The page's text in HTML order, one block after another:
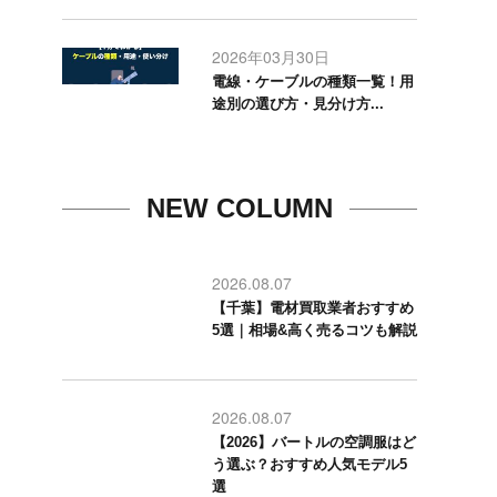
2026年03月30日
電線・ケーブルの種類一覧！用
途別の選び方・見分け方...
NEW COLUMN
2026.08.07
【千葉】電材買取業者おすすめ
5選｜相場&高く売るコツも解説
2026.08.07
【2026】バートルの空調服はど
う選ぶ？おすすめ人気モデル5
選